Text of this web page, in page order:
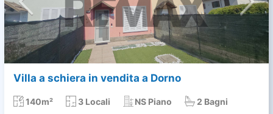
Villa a schiera in vendita a Dorno
140m² 3 Locali NS Piano 2 Bagni